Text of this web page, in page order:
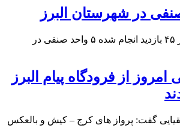
محمد نصیری گفت: در ۴۵ بازدید انجام شده ۵ واحد صنفی در
از فرودگاه پیام البرز
گفت: پرواز های کرج – کیش و بالعکس